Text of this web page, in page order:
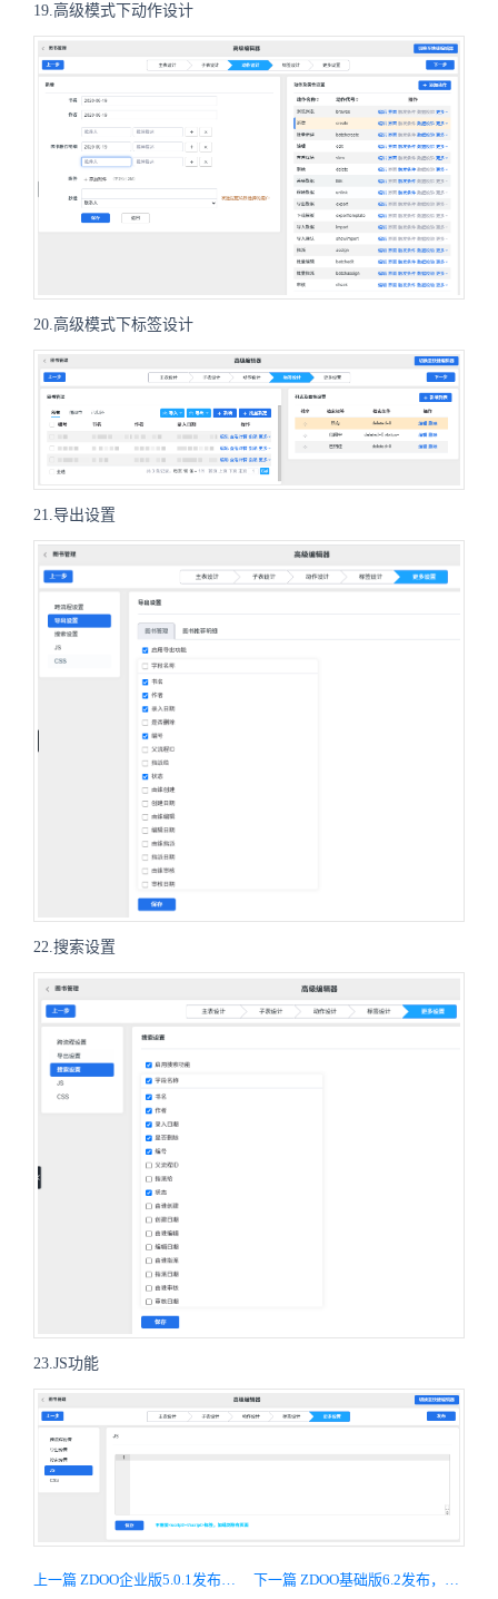
19.高级模式下动作设计
20.高级模式下标签设计
21.导出设置
22.搜索设置
23.JS功能